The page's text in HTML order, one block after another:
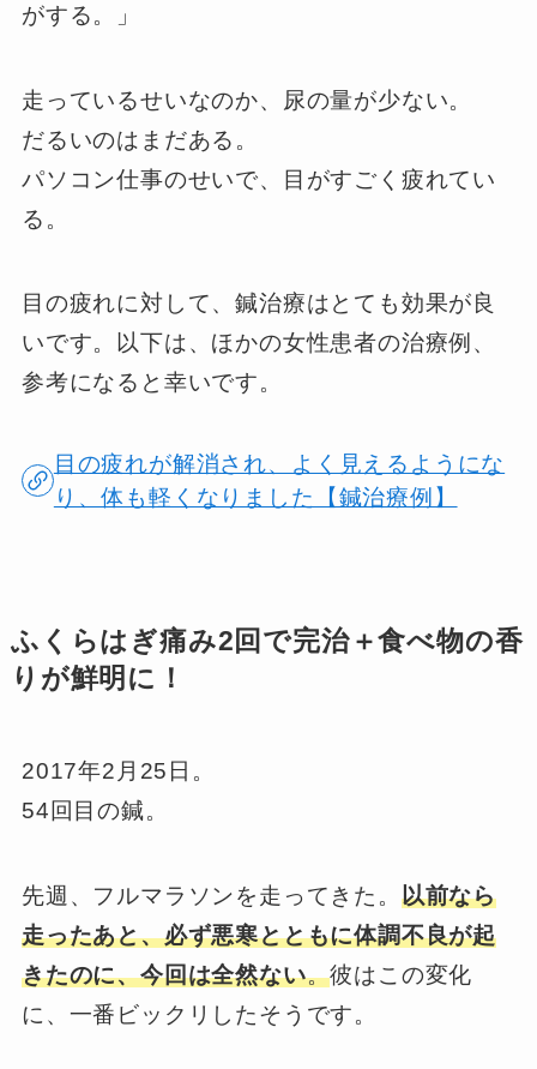
がする。」
走っているせいなのか、尿の量が少ない。
だるいのはまだある。
パソコン仕事のせいで、目がすごく疲れてい
る。
目の疲れに対して、鍼治療はとても効果が良
いです。以下は、ほかの女性患者の治療例、
参考になると幸いです。
目の疲れが解消され、よく見えるようにな
り、体も軽くなりました【鍼治療例】
ふくらはぎ痛み2回で完治＋食べ物の香
りが鮮明に！
2017年2月25日。
54回目の鍼。
先週、フルマラソンを走ってきた。 以前なら
走ったあと、必ず悪寒とともに体調不良が起
きたのに、今回は全然ない。彼はこの変化
に、一番ビックリしたそうです。